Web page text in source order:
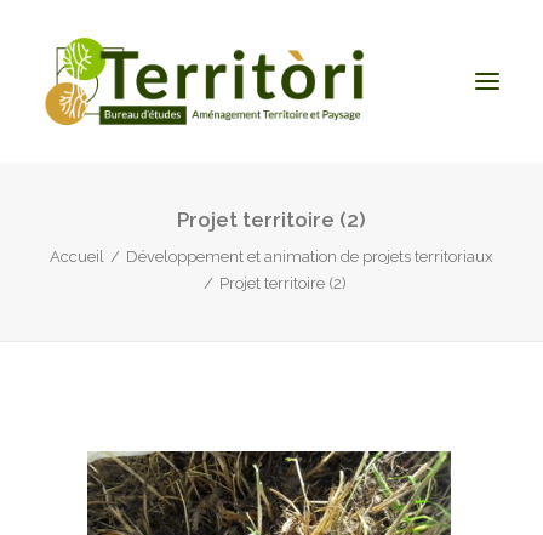
LE BUREAU
Projet territoire (2)
Accueil
Développement et animation de projets territoriaux
Projet territoire (2)